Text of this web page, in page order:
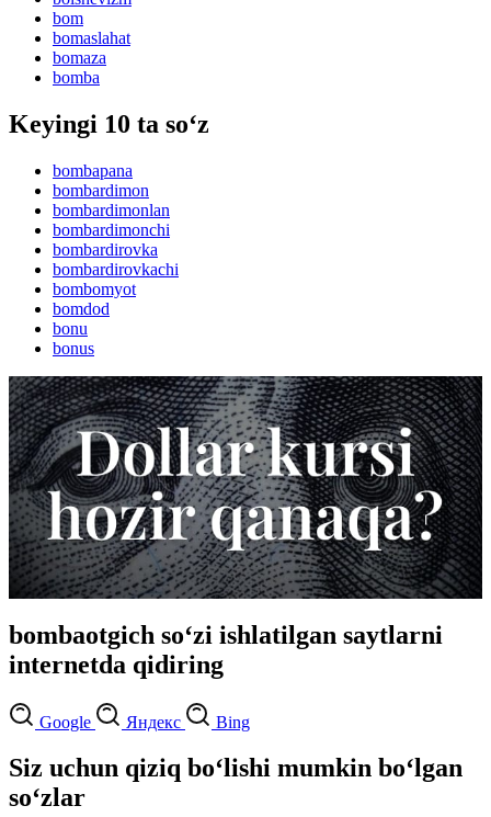
bom
bomaslahat
bomaza
bomba
Keyingi 10 ta so‘z
bombapana
bombardimon
bombardimonlan
bombardimonchi
bombardirovka
bombardirovkachi
bombomyot
bomdod
bonu
bonus
bombaotgich so‘zi ishlatilgan saytlarni
internetda qidiring
Google Яндекс Bing
Siz uchun qiziq bo‘lishi mumkin bo‘lgan
so‘zlar